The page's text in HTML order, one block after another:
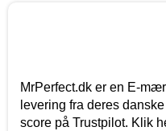
MrPerfect.dk er en E-
levering fra deres
score på Trustpilot. Klik